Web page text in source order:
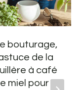
bouturage,
de la
à café
miel pour